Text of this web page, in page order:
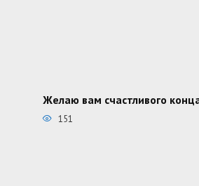
Желаю вам счастливого
151